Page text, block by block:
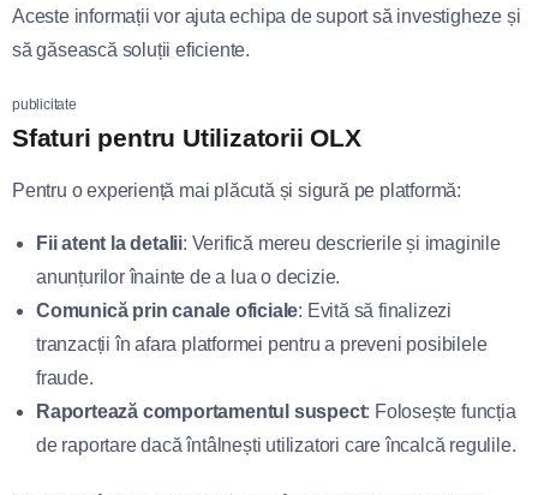
Aceste informații vor ajuta echipa de suport să investigheze și
să găsească soluții eficiente.
publicitate
Sfaturi pentru Utilizatorii OLX
Pentru o experiență mai plăcută și sigură pe platformă:
Fii atent la detalii: Verifică mereu descrierile și imaginile
anunțurilor înainte de a lua o decizie.
Comunică prin canale oficiale: Evită să finalizezi
tranzacții în afara platformei pentru a preveni posibilele
fraude.
Raportează comportamentul suspect: Folosește funcția
de raportare dacă întâlnești utilizatori care încalcă regulile.